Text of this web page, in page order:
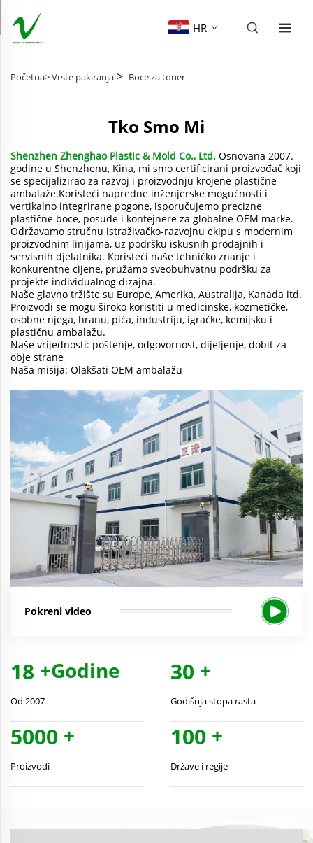
HR
Početna>Vrste pakiranja > Boce za toner
Tko Smo Mi
Shenzhen Zhenghao Plastic & Mold Co., Ltd. Osnovana 2007.
godine u Shenzhenu, Kina, mi smo certificirani proizvođač koji
se specijalizirao za razvoj i proizvodnju krojene plastične
ambalaže.Koristeći napredne inženjerske mogućnosti i
vertikalno integrirane pogone, isporučujemo precizne
plastične boce, posude i kontejnere za globalne OEM marke.
Održavamo stručnu istraživačko-razvojnu ekipu s modernim
proizvodnim linijama, uz podršku iskusnih prodajnih i
servisnih djelatnika. Koristeći naše tehničko znanje i
konkurentne cijene, pružamo sveobuhvatnu podršku za
projekte individualnog dizajna.
Naše glavno tržište su Europe, Amerika, Australija, Kanada itd.
Proizvodi se mogu široko koristiti u medicinske, kozmetičke,
osobne njega, hranu, pića, industriju, igračke, kemijsku i
plastičnu ambalažu.
Naše vrijednosti: poštenje, odgovornost, dijeljenje, dobit za
obje strane
Naša misija: Olakšati OEM ambalažu
Pokreni video
18 +Godine
Od 2007
30 +
Godišnja stopa rasta
5000 +
Proizvodi
100 +
Države i regije